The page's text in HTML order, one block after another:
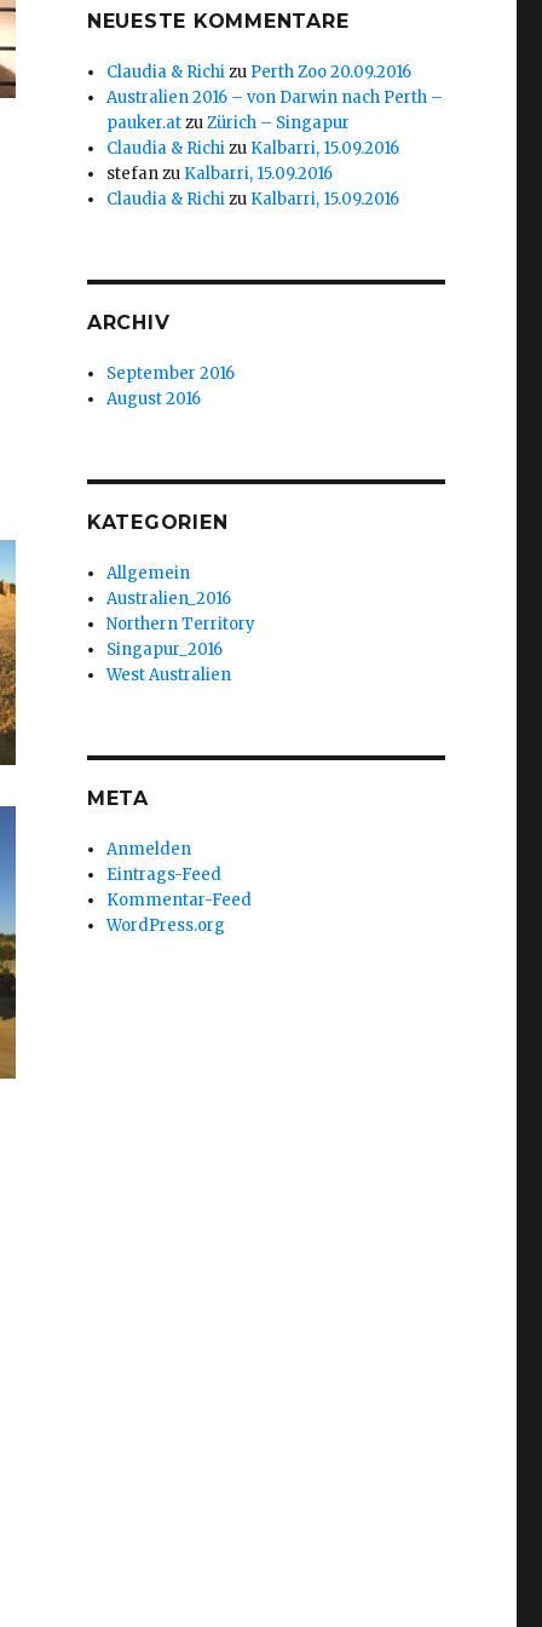
NEUESTE KOMMENTARE
Claudia & Richizu Perth Zoo 20.09.2016
Australien 2016 – von Darwin nach Perth –
pauker.atzuZürich – Singapur
Claudia & Richizu Kalbarri, 15.09.2016
stefanzu Kalbarri, 15.09.2016
Claudia & Richizu Kalbarri, 15.09.2016
ARCHIV
September 2016
August 2016
KATEGORIEN
Allgemein
Australien_2016
Northern Territory
Singapur_2016
West Australien
META
Anmelden
Eintrags-Feed
Kommentar-Feed
WordPress.org